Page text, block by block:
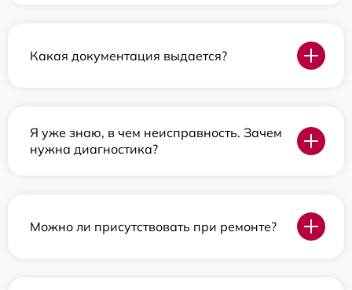
Какая документация выдается?
Я уже знаю, в чем неисправность. Зачем
нужна диагностика?
Можно ли присутствовать при ремонте?